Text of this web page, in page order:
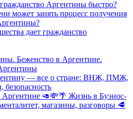
Аргентины быстро?
может занять процесс получения
дает гражданство
Беженство в Аргентине.
— все о стране: ВНЖ, ПМЖ,
безопасность
🥑💸🌴 Жизнь в Буэнос-
магазины, разговоры 🥩